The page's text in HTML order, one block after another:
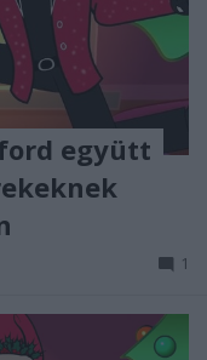
együtt
1